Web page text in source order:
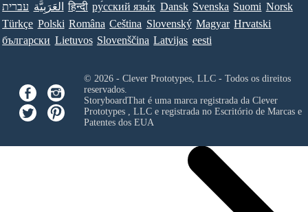
עברית العَرَبِيَّة हिन्दी ру́сский язы́к Dansk Svenska Suomi Norsk
Türkçe Polski Româna Ceština Slovenský Magyar Hrvatski
български Lietuvos Slovenščina Latvijas eesti
© 2026 - Clever Prototypes, LLC - Todos os direitos
reservados.
StoryboardThat é uma marca registrada da Clever
Prototypes , LLCe registrada no Escritório de Marcas e
Patentes dos EUA